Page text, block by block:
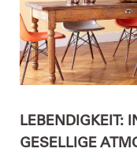
LEBENDIGKEIT:
GESELLIGE